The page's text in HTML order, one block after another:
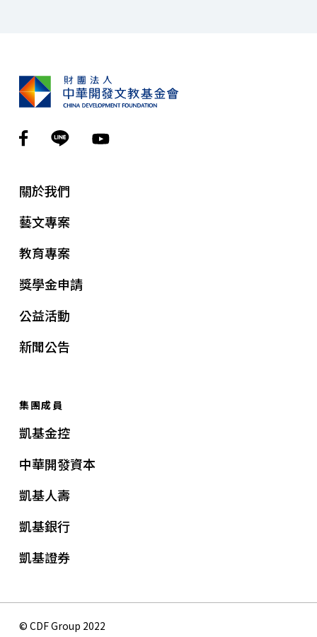
關於我們
藝文專案
教育專案
獎學金申請
公益活動
新聞公告
集團成員
凱基金控
中華開發資本
凱基人壽
凱基銀行
凱基證券
© CDF Group 2022